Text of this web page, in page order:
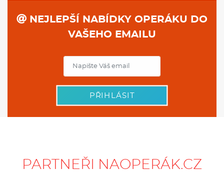
NEJLEPŠÍ NABÍDKY OPERÁKU DO
VAŠEHO EMAILU
PŘIHLÁSIT
PARTNEŘI NAOPERÁK.CZ